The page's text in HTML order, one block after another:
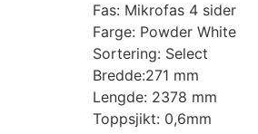
Fas: Mikrofas 4 sider
Farge: Powder White
Sortering: Select
Bredde:271 mm
Lengde: 2378 mm
Toppsjikt: 0,6mm